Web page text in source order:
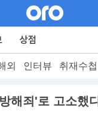
외 인터뷰 취재수첩
해죄'로 고소했